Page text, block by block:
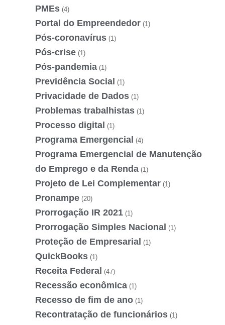
PMEs (4)
Portal do Empreendedor (1)
Pós-coronavírus (1)
Pós-crise (1)
Pós-pandemia (1)
Previdência Social (1)
Privacidade de Dados (1)
Problemas trabalhistas (1)
Processo digital (1)
Programa Emergencial (4)
Programa Emergencial de Manutenção
do Emprego e da Renda (1)
Projeto de Lei Complementar (1)
Pronampe (20)
Prorrogação IR 2021 (1)
Prorrogação Simples Nacional (1)
Proteção de Empresarial (1)
QuickBooks (1)
Receita Federal (47)
Recessão econômica (1)
Recesso de fim de ano (1)
Recontratação de funcionários (1)